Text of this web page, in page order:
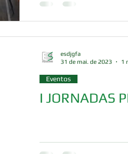
I JORNADAS
Eventos
esdjgfa
31 de mai. de 2023
1